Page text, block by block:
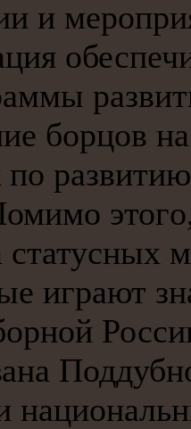
и
бοрцов
статусных
играют